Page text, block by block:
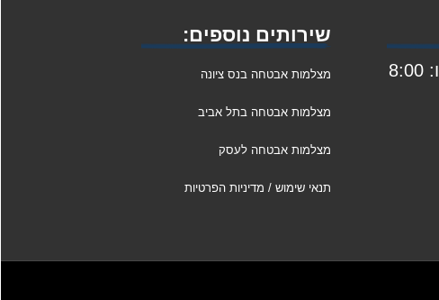
א-ה: 8:00- 18:00 ו: 8:00
שירותים נוספים:
מצלמות אבטחה בנס ציונה
מצלמות אבטחה בתל אביב
מצלמות אבטחה לעסק
תנאי שימוש / מדיניות הפרטיות